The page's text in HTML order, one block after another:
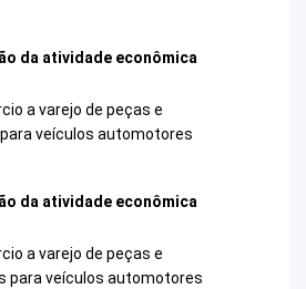
da atividade econômica
a varejo de peças e
veículos automotores
da atividade econômica
a varejo de peças e
para veículos automotores